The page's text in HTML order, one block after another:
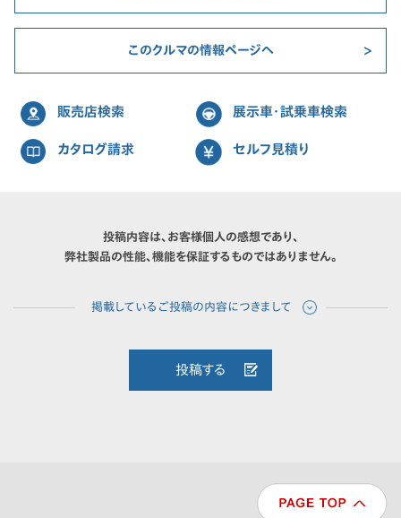
このクルマの情報ページへ
販売店検索 展示車・試乗車検索
カタログ請求 セルフ見積り
投稿内容は、お客様個人の感想であり、
弊社製品の性能、機能を保証するものではありません。
投稿する